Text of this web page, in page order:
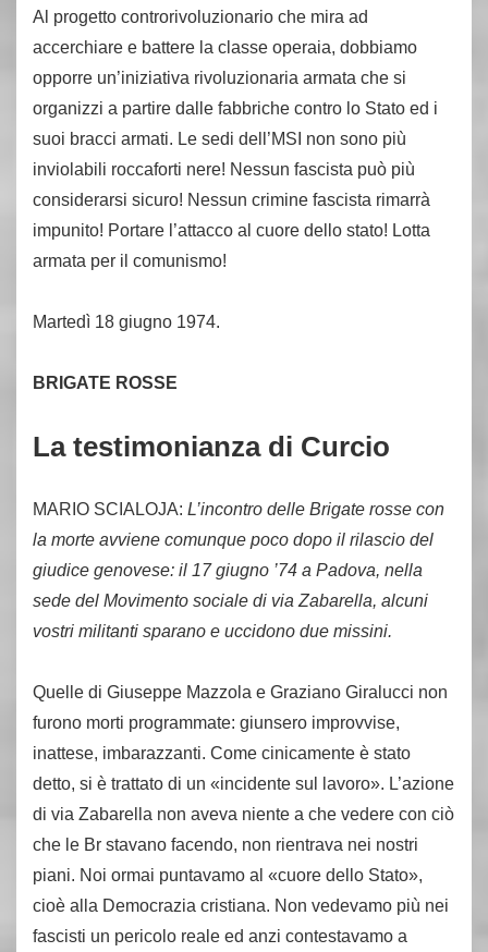
Al progetto controrivoluzionario che mira ad
accerchiare e battere la classe operaia, dobbiamo
opporre un’iniziativa rivoluzionaria armata che si
organizzi a partire dalle fabbriche contro lo Stato ed i
suoi bracci armati. Le sedi dell’MSI non sono più
inviolabili roccaforti nere! Nessun fascista può più
considerarsi sicuro! Nessun crimine fascista rimarrà
impunito! Portare l’attacco al cuore dello stato! Lotta
armata per il comunismo!
Martedì 18 giugno 1974.
BRIGATE ROSSE
La testimonianza di Curcio
MARIO SCIALOJA: L’incontro delle Brigate rosse con
la morte avviene comunque poco dopo il rilascio del
giudice genovese: il 17 giugno ’74 a Padova, nella
sede del Movimento sociale di via Zabarella, alcuni
vostri militanti sparano e uccidono due missini.
Quelle di Giuseppe Mazzola e Graziano Giralucci non
furono morti programmate: giunsero improvvise,
inattese, imbarazzanti. Come cinicamente è stato
detto, si è trattato di un «incidente sul lavoro». L’azione
di via Zabarella non aveva niente a che vedere con ciò
che le Br stavano facendo, non rientrava nei nostri
piani. Noi ormai puntavamo al «cuore dello Stato»,
cioè alla Democrazia cristiana. Non vedevamo più nei
fascisti un pericolo reale ed anzi contestavamo a